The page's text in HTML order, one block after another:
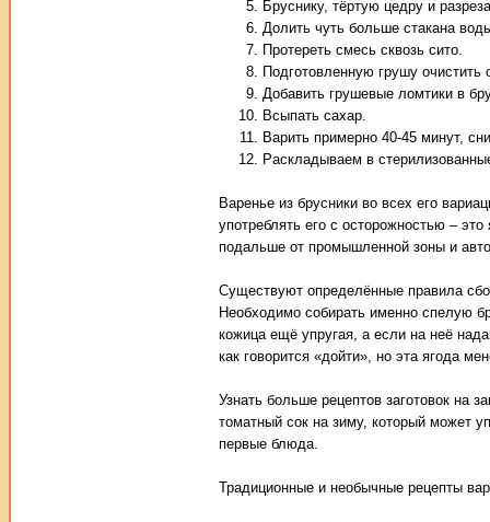
Бруснику, тёртую цедру и
Долить чуть больше стакана
Протереть смесь сквозь сито.
Подготовленную грушу очистить
Добавить грушевые ломтики в
Всыпать сахар.
Варить примерно 40-45 минут,
Раскладываем в
Варенье из брусники во всех его
употреблять его с осторожностью –
подальше от промышленной зоны и
Существуют определённые правила
Необходимо собирать именно спелую
кожица ещё упругая, а если на неё
как говорится «дойти», но эта ягода
Узнать больше рецептов заготовок на
томатный сок на зиму, который может
первые блюда.
Традиционные и необычные рецепты